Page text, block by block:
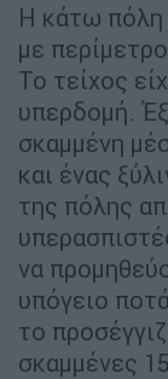
Η κάτω πόλη
με
Το τείχος
υπερδομή.
σκαμμένη
και ένας
της πόλης
να
υπόγειο
το
σκαμμένες